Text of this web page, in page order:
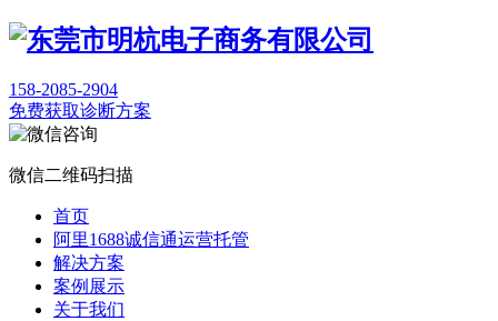
158-2085-2904
免费获取诊断方案
微信二维码扫描
首页
阿里1688诚信通运营托管
解决方案
案例展示
关于我们